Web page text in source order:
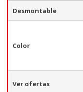
Desmontable
Color
Ver ofertas